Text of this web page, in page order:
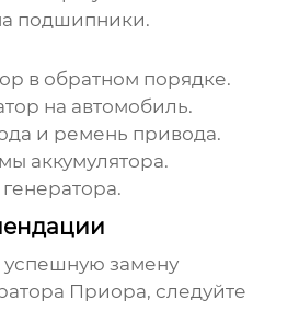
подшипники.
в обратном порядке.
на автомобиль.
и ремень привода.
аккумулятора.
успешную замену
Приора, следуйте